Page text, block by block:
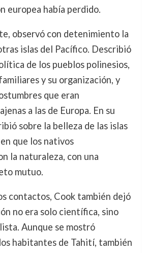
europea había perdido.
observó con detenimiento la
islas del Pacífico. Describió
de los pueblos polinesios,
y su organización, y
que eran
a las de Europa. En su
sobre la belleza de las islas
que los nativos
la naturaleza, con una
mutuo.
contactos, Cook también dejó
no era solo científica, sino
Aunque se mostró
habitantes de Tahití, también